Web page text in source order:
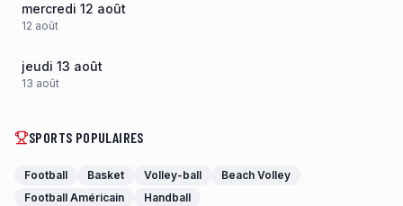
mercredi 12 août
12 août
jeudi 13 août
13 août
SPORTS POPULAIRES
Football Basket Volley-ball
Beach Volley
Football Américain
Handball